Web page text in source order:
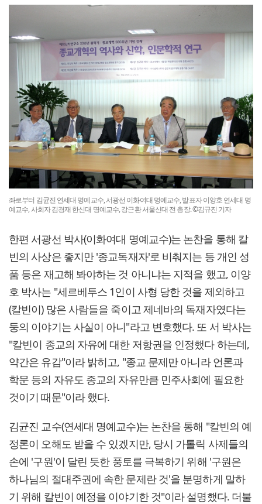
좌로부터 김균진 연세대 명예교수, 서광선 이화여대 명예교수, 발표자 이양호 연세대 명
예교수, 사회자 김경재 한신대 명예교수, 강근환 서울신대 전 총장. ©김규진 기자
한편 서광선 박사(이화여대 명예교수)는 논찬을 통해 칼
빈의 사상은 좋지만 '종교독재자'로 비춰지는 등 개인 성
품 등은 재고해 봐야하는 것 아니냐는 지적을 했고, 이양
호 박사는 "세르베투스 1인이 사형 당한 것을 제외하고
(칼빈이) 많은 사람들을 죽이고 제네바의 독재자였다는
둥의 이야기는 사실이 아니"라고 변호했다. 또 서 박사는
"칼빈이 종교의 자유에 대한 저항권을 인정했다 하는데,
약간은 유감"이라 밝히고, "종교 문제만 아니라 언론과
학문 등의 자유도 종교의 자유만큼 민주사회에 필요한
것이기 때문"이라 했다.
김균진 교수(연세대 명예교수)는 논찬을 통해 "칼빈의 예
정론이 오해도 받을 수 있겠지만, 당시 가톨릭 사제들의
손에 '구원'이 달린 듯한 풍토를 극복하기 위해 '구원은
하나님의 절대주권에 속한 문제란 것'을 분명하게 말하
기 위해 칼빈이 예정을 이야기한 것"이라 설명했다. 더불